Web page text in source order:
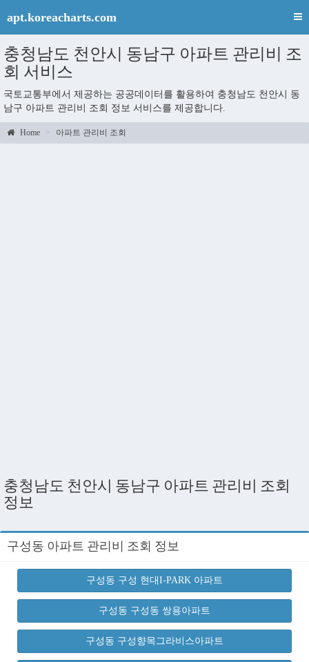
apt.koreacharts.com
충청남도 천안시 동남구 아파트 관리비 조
회 서비스
국토교통부에서 제공하는 공공데이터를 활용하여 충청남도 천안시 동
남구 아파트 관리비 조회 정보 서비스를 제공합니다.
Home 아파트 관리비 조회
충청남도 천안시 동남구 아파트 관리비 조회
정보
구성동 아파트 관리비 조회 정보
구성동 구성 현대I-PARK 아파트
구성동 구성동 쌍용아파트
구성동 구성향목그라비스아파트